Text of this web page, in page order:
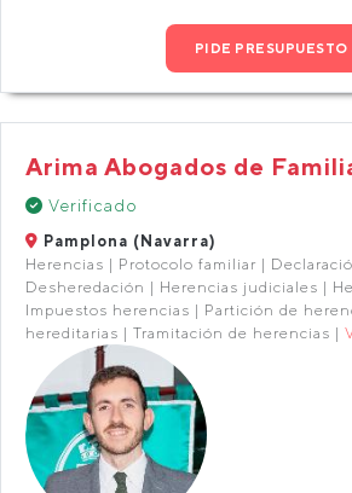
PIDE PRESUPUESTO
Arima Abogados de
Verificado
Pamplona (Navarra)
Herencias | Protocolo familiar |
Desheredación | Herencias judiciales |
Impuestos herencias | Partición de
hereditarias | Tramitación de herencias |